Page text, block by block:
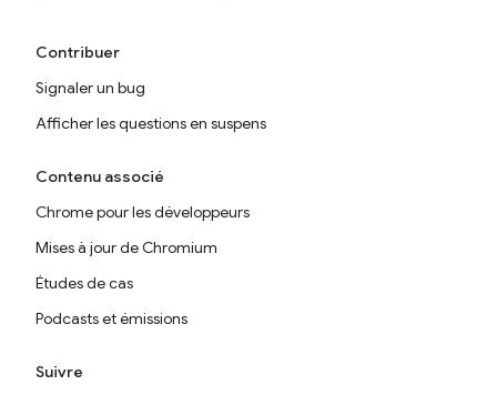
Contribuer
Signaler un bug
Afficher les questions en suspens
Contenu associé
Chrome pour les développeurs
Mises à jour de Chromium
Études de cas
Podcasts et émissions
Suivre